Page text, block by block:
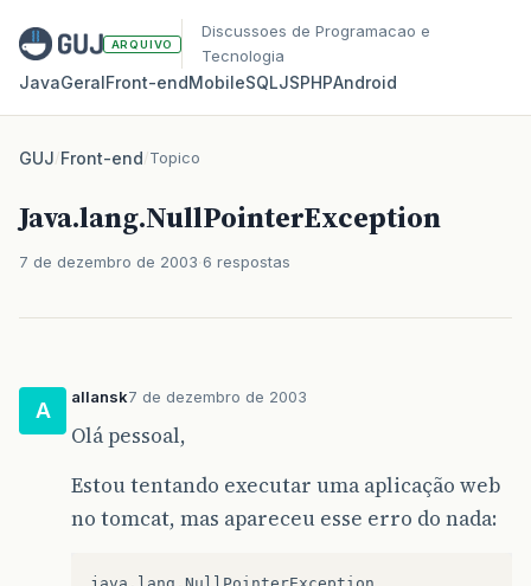
ARQUIVO
Discussoes de Programacao e
Tecnologia
JavaGeralFront‑endMobileSQLJSPHPAndroid
GUJ/Front-end/Topico
Java.lang.NullPointerException
7 de dezembro de 2003 6 respostas
A
allansk7 de dezembro de 2003
Olá pessoal,
Estou tentando executar uma aplicação web
no tomcat, mas apareceu esse erro do nada: